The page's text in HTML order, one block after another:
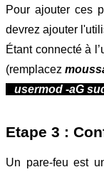
Pour ajouter ces
devrez ajouter
Étant connecté à
(remplacez
usermod -aG
Etape 3 :
Un pare-feu est